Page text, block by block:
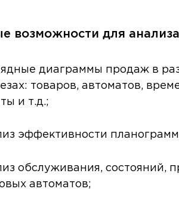
возможности для
диаграммы продаж в
товаров, автоматов,
и т.д.;
эффективности
обслуживания, состояний,
автоматов;